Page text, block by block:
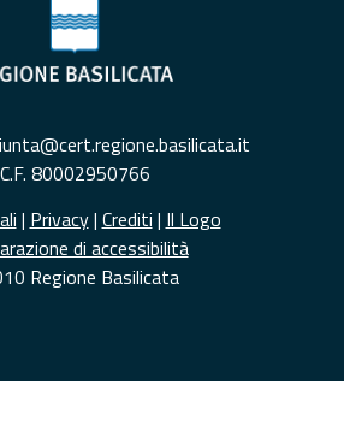
C.F. 80002950766
| Privacy| Crediti | Il Logo
di accessibilità
Regione Basilicata